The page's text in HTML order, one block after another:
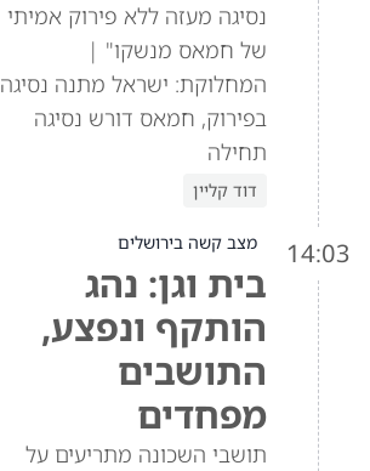
נסיגה מעזה ללא פירוק אמיתי
של חמאס מנשקו" |
המחלוקת: ישראל מתנה נסיגה
בפירוק, חמאס דורש נסיגה
תחילה
דוד קליין
14:03 מצב קשה בירושלים
בית וגן: נהג
הותקף ונפצע,
התושבים
מפחדים
תושבי השכונה מתריעים על